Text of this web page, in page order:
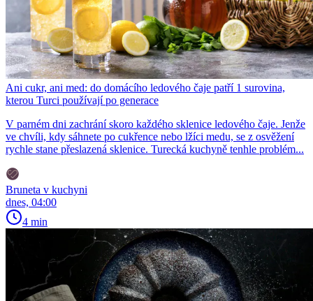
Ani cukr, ani med: do domácího ledového čaje patří 1 surovina,
kterou Turci používají po generace
V parném dni zachrání skoro každého sklenice ledového čaje. Jenže
ve chvíli, kdy sáhnete po cukřence nebo lžíci medu, se z osvěžení
rychle stane přeslazená sklenice. Turecká kuchyně tenhle problém...
Bruneta v kuchyni
dnes, 04:00
4 min